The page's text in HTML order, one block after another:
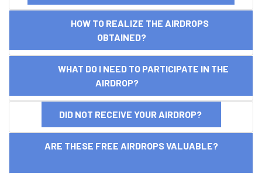
HOW TO REALIZE THE AIRDROPS
OBTAINED?
WHAT DO I NEED TO PARTICIPATE IN THE
AIRDROP?
DID NOT RECEIVE YOUR AIRDROP?
ARE THESE FREE AIRDROPS VALUABLE?